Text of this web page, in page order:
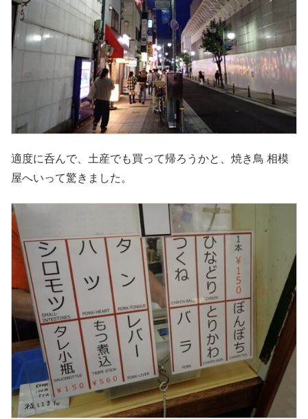
適度に呑んで、土産でも買って帰ろうかと、焼き鳥 相模
屋へいって驚きました。